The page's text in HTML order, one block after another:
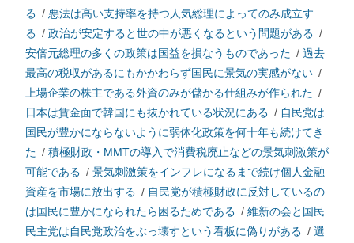
る / 悪法は高い支持率を持つ人気総理によってのみ成立す
る / 政治が安定すると世の中が悪くなるという問題がある /
安倍元総理の多くの政策は国益を損なうものであった / 過去
最高の税収があるにもかかわらず国民に景気の実感がない /
上場企業の株主である外資のみが儲かる仕組みが作られた /
日本は賃金面で韓国にも抜かれている状況にある / 自民党は
国民が豊かにならないように弱体化政策を何十年も続けてき
た / 積極財政・MMTの導入で消費税廃止などの景気刺激策が
可能である / 景気刺激策をインフレになるまで続け個人金融
資産を市場に放出する / 自民党が積極財政に反対しているの
は国民に豊かになられたら困るためである / 維新の会と国民
民主党は自民党政治をぶっ壊すという看板に偽りがある / 選